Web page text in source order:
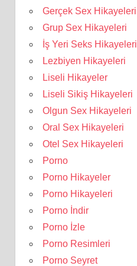
Gerçek Sex Hikayeleri
Grup Sex Hikayeleri
İş Yeri Seks Hikayeleri
Lezbiyen Hikayeleri
Liseli Hikayeler
Liseli Sikiş Hikayeleri
Olgun Sex Hikayeleri
Oral Sex Hikayeleri
Otel Sex Hikayeleri
Porno
Porno Hikayeler
Porno Hikayeleri
Porno İndir
Porno İzle
Porno Resimleri
Porno Seyret